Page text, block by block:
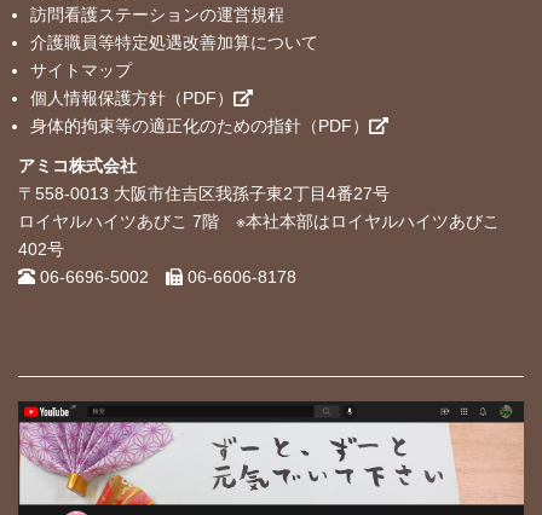
訪問看護ステーションの運営規程
介護職員等特定処遇改善加算について
サイトマップ
個人情報保護方針（PDF）
身体的拘束等の適正化のための指針（PDF）
アミコ株式会社
〒558-0013 大阪市住吉区我孫子東2丁目4番27号
ロイヤルハイツあびこ 7階 ※本社本部はロイヤルハイツあびこ
402号
06-6696-5002
06-6606-8178